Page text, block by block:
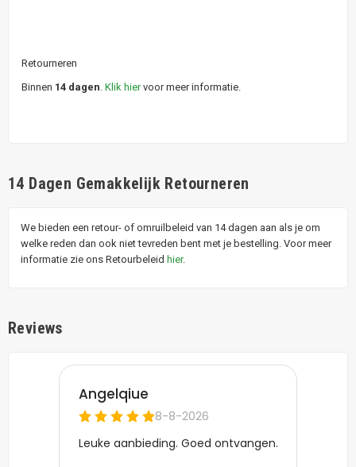
Retourneren
Binnen 14 dagen Klik hiervoor meer informatie.
14 Dagen Gemakkelijk Retourneren
We bieden een retour- of omruilbeleid van 14 dagen aan als je om
welke reden dan ook niet tevreden bent met je bestelling. Voor meer
informatie zie ons Retourbeleid hier.
Reviews